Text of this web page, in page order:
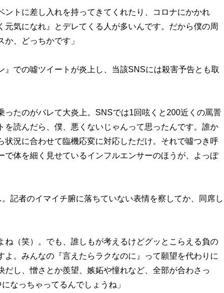
ントに差し入れを持ってきてくれたり、コロナにかかれ
気になれ』とデレてくる人が多いんです。だから僕の周
、どっちかです」
』での噓ツイートが炎上し、当該SNSには殺害予告とも取
ったのがバレて大炎上。SNSでは1回呟くと200近くの罵詈
読んだら、僕、悪くないじゃんって思ったんです。誰か
状況に合わせて臨機応変に対応しただけ。それで噓つき呼
体を細く見せているインフルエンサーのほうが、よっぽ
記者のイマイチ腑に落ちていない表情を察してか、同席し
ね（笑）。でも、誰しもが考えるけどグッとこらえる負の
。みんなの『言えたらラクなのに』って願望を代わりに
し、憎さとか羨望、嫉妬や憧れなど、全部が合わさっ
なっちゃってるんでしょうね」